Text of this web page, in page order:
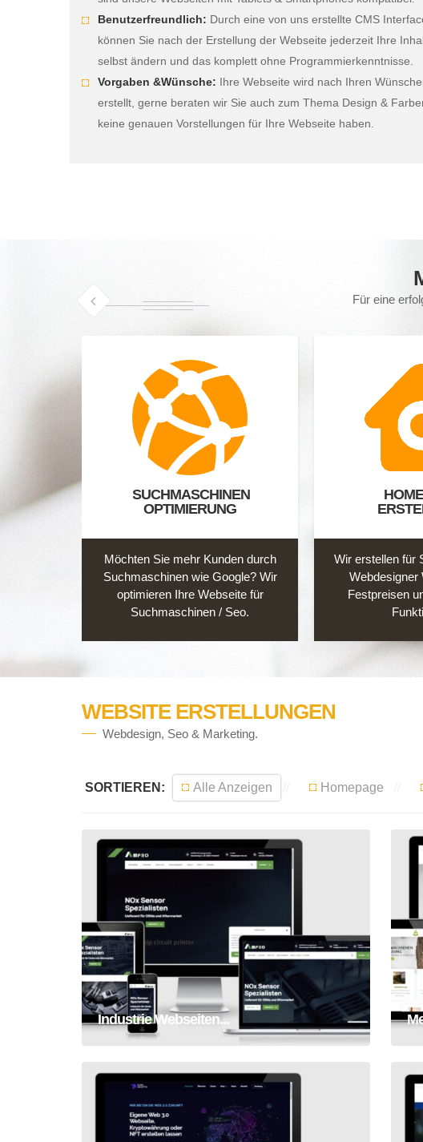
Benutzerfreundlich: Durch eine von uns erstellte CMS
können Sie nach der Erstellung der Webseite jederzeit Ihre
selbst ändern und das komplett ohne Programmierkenntnisse.
Vorgaben &Wünsche: Ihre Webseite wird nach Ihren
erstellt, gerne beraten wir Sie auch zum Thema Design &
keine genauen Vorstellungen für Ihre Webseite haben.
Für eine
SUCHMASCHINEN
OPTIMIERUNG
Möchten Sie mehr Kunden durch
Suchmaschinen wie Google? Wir
optimieren Ihre Webseite für
Suchmaschinen / Seo.
Wir erstellen für
Webdesigner
Festpreisen
WEBSITE ERSTELLUNGEN
Webdesign, Seo & Marketing.
SORTIEREN: Alle Anzeigen Homepage
Industrie Webseiten Erstellung
Industrie Webseiten...